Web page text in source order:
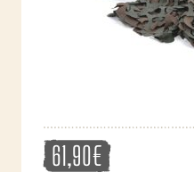
61,90€